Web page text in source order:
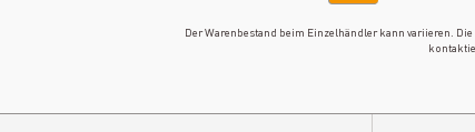
Der Warenbestand beim Einzelhändler kann variieren.